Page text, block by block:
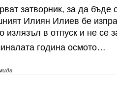
затворник, за да бъде
Илиян Илиев бе
излязъл в отпуск и не се
година осмото…